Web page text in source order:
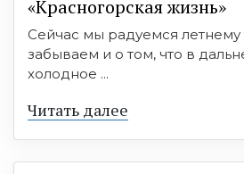
«Красногорская жизнь»
Сейчас мы радуемся летнему
забываем и о том, что в
холодное ...
Читать далее